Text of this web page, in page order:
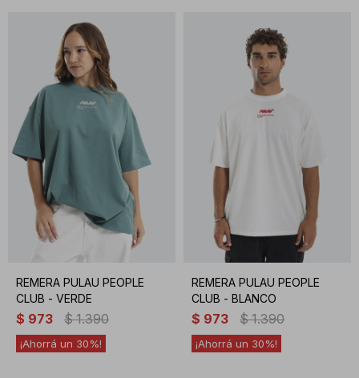
REMERA PULAU PEOPLE
CLUB - VERDE
$ 973 $ 1.390
30
REMERA PULAU PEOPLE
CLUB - BLANCO
$ 973 $ 1.390
30